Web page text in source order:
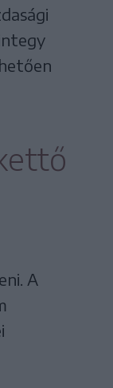
A